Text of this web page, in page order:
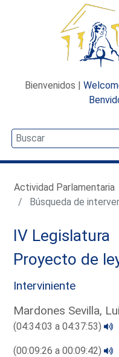
Bienvenidos |
Actividad Parlamentaria
Búsqueda de
IV Legislatura
Proyecto de
Interviniente
Mardones Sevilla,
(04:34:03 a 04:37:53)
(00:09:26 a 00:09:42)